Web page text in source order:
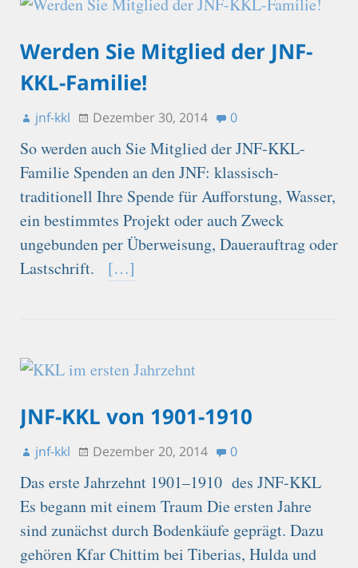
Werden Sie Mitglied der JNF-
KKL-Familie!
jnf-kkl Dezember 30, 2014 0
So werden auch Sie Mitglied der JNF-KKL-
Familie Spenden an den JNF: klassisch-
traditionell Ihre Spende für Aufforstung, Wasser,
ein bestimmtes Projekt oder auch Zweck
ungebunden per Überweisung, Dauerauftrag oder
Lastschrift. […]
JNF-KKL von 1901-1910
jnf-kkl Dezember 20, 2014 0
Das erste Jahrzehnt 1901–1910 des JNF-KKL
Es begann mit einem Traum Die ersten Jahre
sind zunächst durch Bodenkäufe geprägt. Dazu
gehören Kfar Chittim bei Tiberias, Hulda und